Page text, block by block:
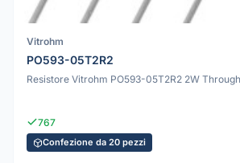
Vitrohm
PO593-05T2R2
Resistore Vitrohm PO593-05T2R2 2W
767
Confezione da 20 pezzi